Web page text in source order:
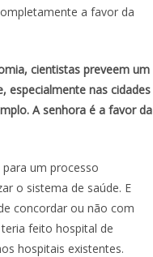
a favor da
cientistas preveem um
especialmente nas cidades
A senhora é a favor da
um processo
o sistema de saúde. E
concordar ou não com
feito hospital de
hospitais existentes.